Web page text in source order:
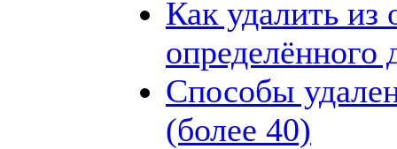
Как удалить из
определённого
Способы
(более 40)